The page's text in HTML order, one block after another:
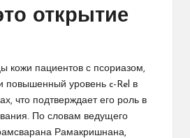
открытие
кожи пациентов с псориазом,
повышенный уровень c-Rel в
что подтверждает его роль в
По словам ведущего
Рамакришнана,